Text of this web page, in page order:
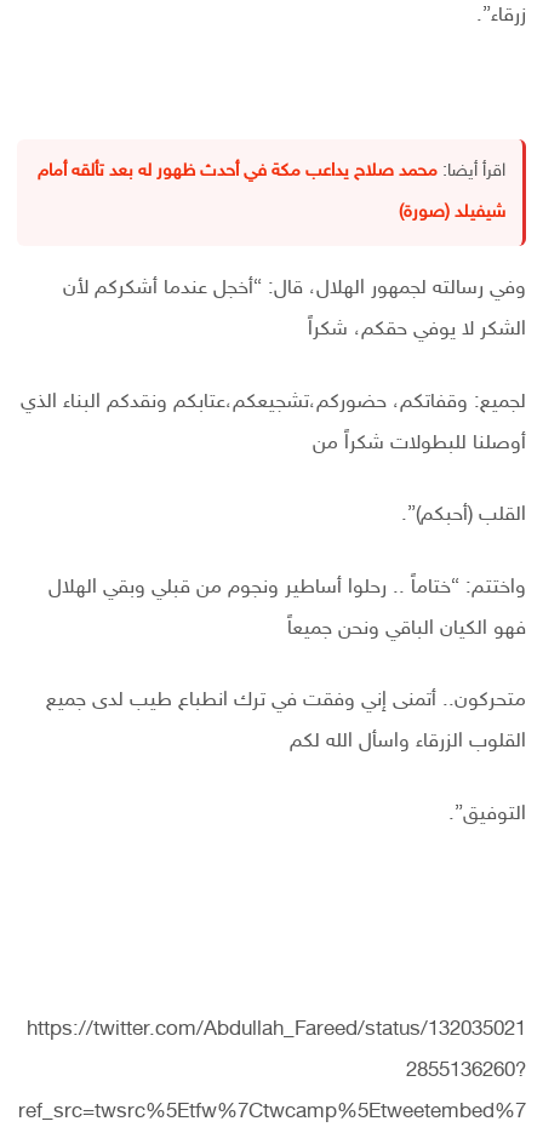
زرقاء”.
اقرأ أيضا: محمد صلاح يداعب مكة في أحدث ظهور له بعد تألقه أمام
شيفيلد (صورة)
وفي رسالته لجمهور الهلال، قال: “أخجل عندما أشكركم لأن
الشكر لا يوفي حقكم، شكراً
لجميع: وقفاتكم، حضوركم،تشجيعكم،عتابكم ونقدكم البناء الذي
أوصلنا للبطولات شكراً من
القلب (أحبكم)”.
واختتم: “ختاماً .. رحلوا أساطير ونجوم من قبلي وبقي الهلال
فهو الكيان الباقي ونحن جميعاً
متحركون.. أتمنى إني وفقت في ترك انطباع طيب لدى جميع
القلوب الزرقاء واسأل الله لكم
التوفيق”.
https://twitter.com/Abdullah_Fareed/status/132035021
2855136260?
ref_src=twsrc%5Etfw%7Ctwcamp%5Etweetembed%7